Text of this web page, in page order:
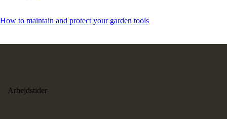
How to maintain and protect your garden tools
Arbejdstider